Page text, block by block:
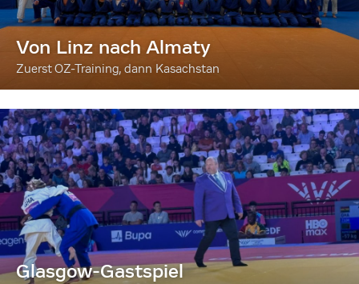
Von Linz nach Almaty
Zuerst OZ-Training, dann Kasachstan
Glasgow-Gastspiel